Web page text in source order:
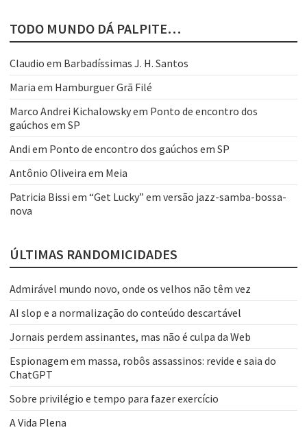
TODO MUNDO DÁ PALPITE…
Claudio em Barbadíssimas J. H. Santos
Maria em Hamburguer Grã Filé
Marco Andrei Kichalowskyem Ponto de encontro dos
gaúchos em SP
Andi em Ponto de encontro dos gaúchos em SP
Antônio Oliveira em Meia
Patricia Bissi em “Get Lucky” em versão jazz-samba-bossa-
nova
ÚLTIMAS RANDOMICIDADES
Admirável mundo novo, onde os velhos não têm vez
AI slop e a normalização do conteúdo descartável
Jornais perdem assinantes, mas não é culpa da Web
Espionagem em massa, robôs assassinos: revide e saia do
ChatGPT
Sobre privilégio e tempo para fazer exercício
A Vida Plena